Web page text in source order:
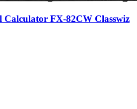
Calculator FX-82CW Classwiz